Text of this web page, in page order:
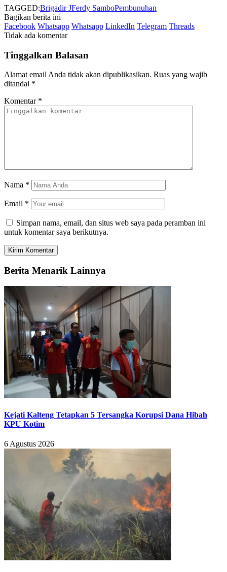
TAGGED:Brigadir JFerdy SamboPembunuhan
Bagikan berita ini
Facebook Whatsapp Whatsapp LinkedIn Telegram Threads
Tidak ada komentar
Tinggalkan Balasan
Alamat email Anda tidak akan dipublikasikan. Ruas yang wajib
ditandai *
Komentar *
Nama *
Email *
Simpan nama, email, dan situs web saya pada peramban ini
untuk komentar saya berikutnya.
Berita Menarik Lainnya
Kejati Kalteng Tetapkan 5 Tersangka Korupsi Dana Hibah
KPU Kotim
6 Agustus 2026